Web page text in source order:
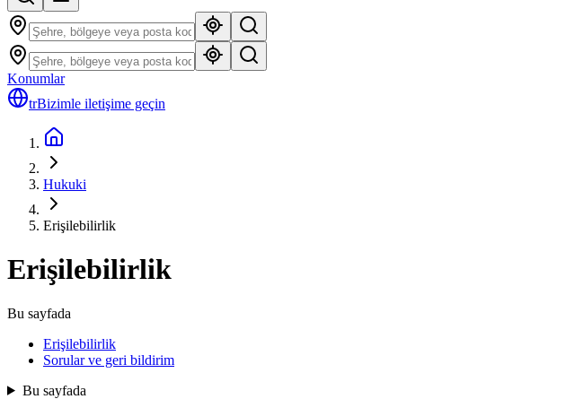
Konumlar
trBizimle iletişime geçin
Hukuki
Erişilebilirlik
Erişilebilirlik
Bu sayfada
Erişilebilirlik
Sorular ve geri bildirim
Bu sayfada